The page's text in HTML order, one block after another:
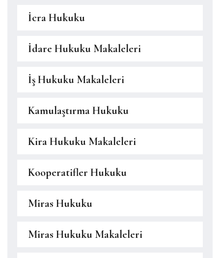
İcra Hukuku
İdare Hukuku Makaleleri
İş Hukuku Makaleleri
Kamulaştırma Hukuku
Kira Hukuku Makaleleri
Kooperatifler Hukuku
Miras Hukuku
Miras Hukuku Makaleleri